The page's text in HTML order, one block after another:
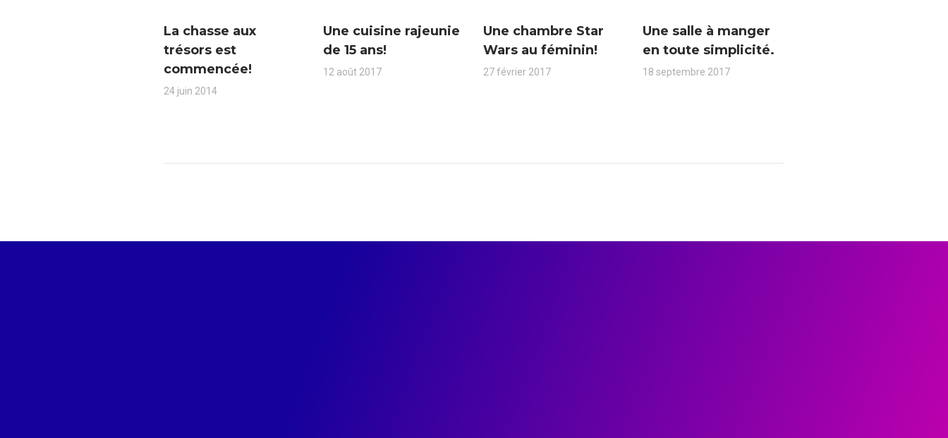
La chasse aux
trésors est
commencée!
24 juin 2014
Une cuisine rajeunie
de 15 ans!
12 août 2017
Une chambre Star
Wars au féminin!
27 février 2017
Une salle à manger
en toute simplicité.
18 septembre 2017